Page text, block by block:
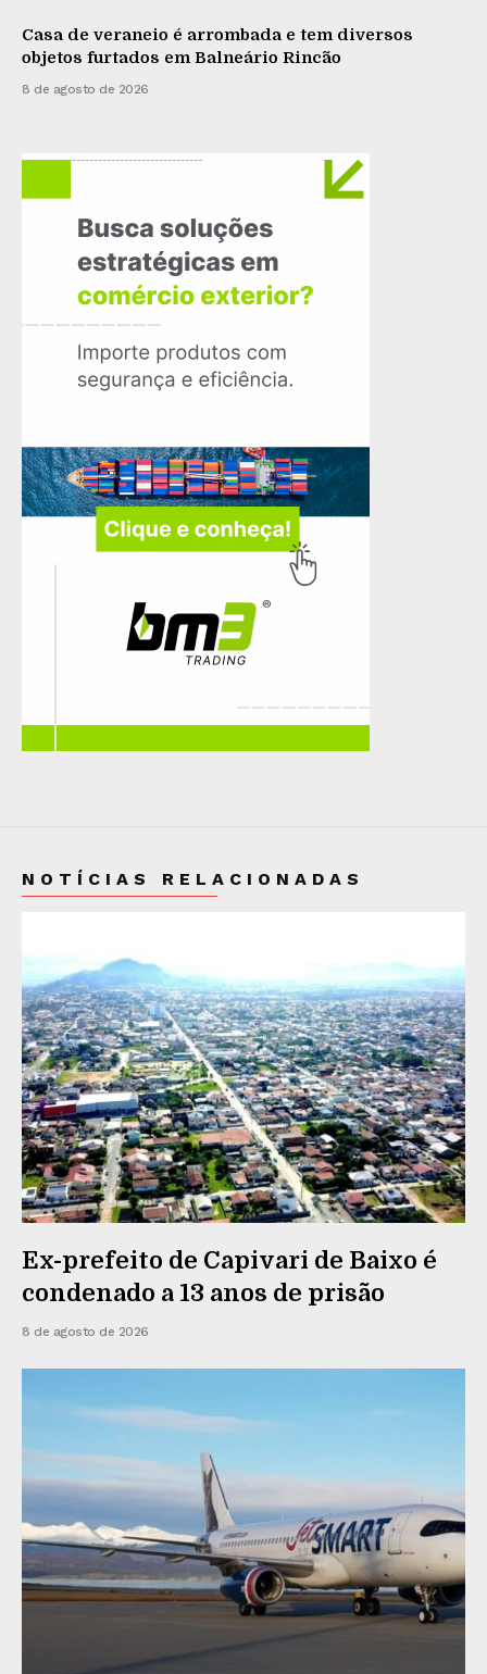
Casa de veraneio é arrombada e tem diversos
objetos furtados em Balneário Rincão
8 de agosto de 2026
NOTÍCIAS RELACIONADAS
Ex-prefeito de Capivari de Baixo é
condenado a 13 anos de prisão
8 de agosto de 2026